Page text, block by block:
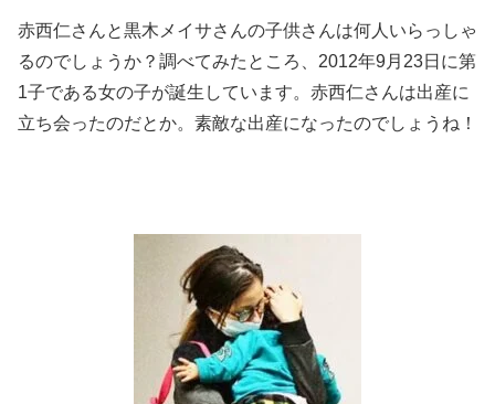
赤西仁さんと黒木メイサさんの子供さんは何人いらっしゃ
るのでしょうか？調べてみたところ、2012年9月23日に第
1子である女の子が誕生しています。赤西仁さんは出産に
立ち会ったのだとか。素敵な出産になったのでしょうね！